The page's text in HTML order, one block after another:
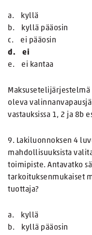
a. kyllä
b. kyllä pääosin
c. ei pääosin
d. ei
e. ei kantaa
oleva
vastauksissa 1, 2 ja 8b
9. Lakiluonnoksen 4
mahdollisuuksista
toimipiste. Antavatko
tarkoituksenmukaiset
tuottaja?
a. kyllä
b. kyllä pääosin